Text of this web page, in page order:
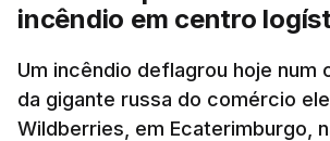
incêndio em centro
Um incêndio deflagrou hoje num
da gigante russa do comércio
Wildberries, em Ecaterimburgo,